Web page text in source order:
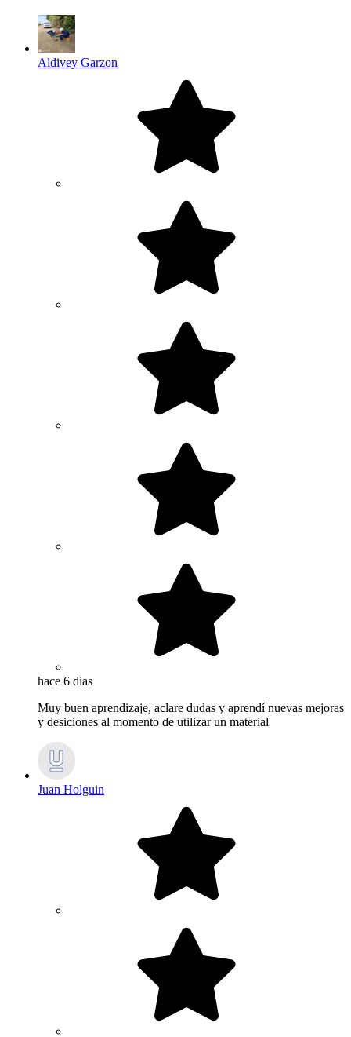
Aldivey Garzon
hace 6 dias
Muy buen aprendizaje, aclare dudas y aprendí nuevas mejoras
y desiciones al momento de utilizar un material
Juan Holguin